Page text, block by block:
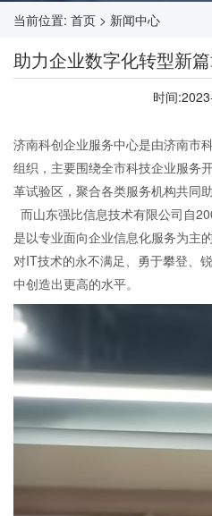
当前位置: 首页 > 新闻中心
时间
济南科创企业服务中心是由济南市
组织，主要围绕全市科技企业服务
革试验区，聚合各类服务机构共同
而山东强比信息技术有限公司自
是以专业面向企业信息化服务为主
对IT技术的永不满足、勇于攀登、
中创造出更高的水平。